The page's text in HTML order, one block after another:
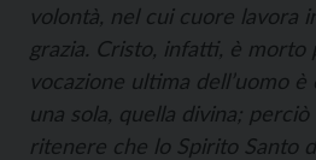
volontà, nel cui cuore lavora
grazia. Cristo, infatti, è
vocazione ultima dell’uomo
una sola, quella divina;
ritenere che lo Spirito Santo